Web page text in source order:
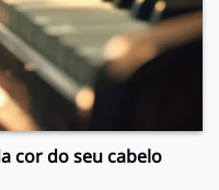
cor do seu cabelo